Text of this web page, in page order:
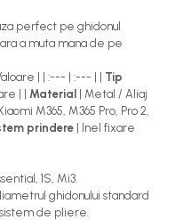
perfect pe ghidonul
a muta mana de pe
| | :--- | :--- | | Tip
| | Material
| Metal / Aliaj
M365, M365 Pro, Pro 2,
prindere | Inel fixare
1S, Mi3.
ghidonului standard
de pliere.